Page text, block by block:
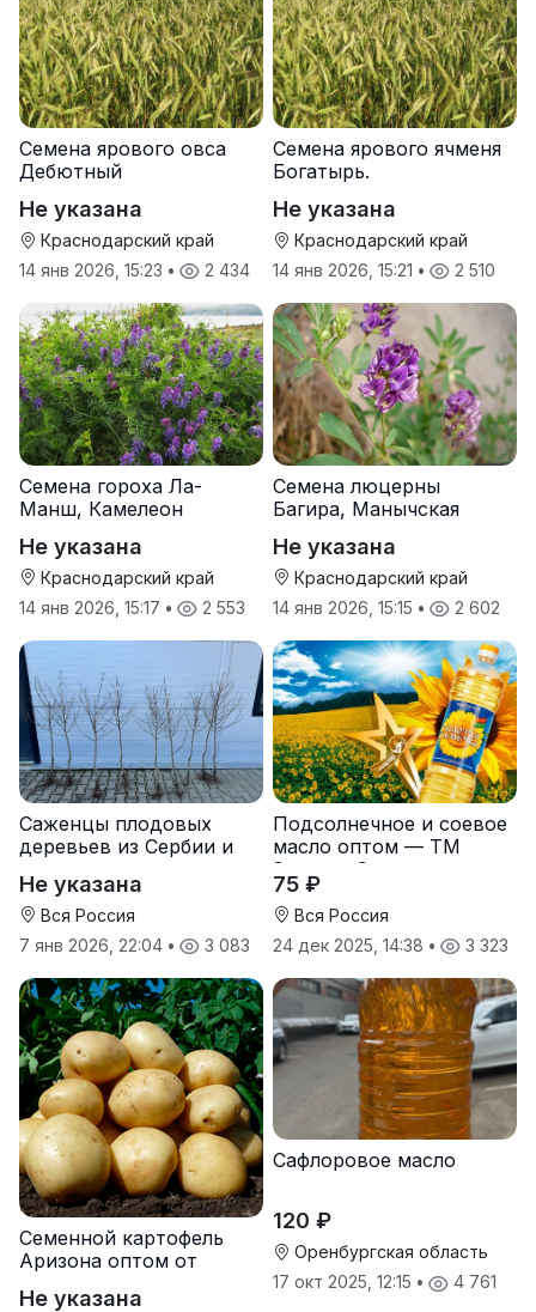
Семена ярового овса
Дебютный
Не указана
Краснодарский край
14 янв 2026, 15:23 • 2 434
Семена ярового ячменя
Богатырь.
Не указана
Краснодарский край
14 янв 2026, 15:21 • 2 510
Семена гороха Ла-
Манш, Камелеон
Не указана
Краснодарский край
14 янв 2026, 15:17 • 2 553
Семена люцерны
Багира, Манычская
Не указана
Краснодарский край
14 янв 2026, 15:15 • 2 602
Саженцы плодовых
деревьев из Сербии и
Не указана
Вся Россия
7 янв 2026, 22:04 • 3 083
Подсолнечное и соевое
масло оптом — ТМ
Золотая Семечка
75 ₽
Вся Россия
24 дек 2025, 14:38 • 3 323
Семенной картофель
Аризона оптом от
Не указана
Сафлоровое масло
120 ₽
Оренбургская область
17 окт 2025, 12:15 • 4 761